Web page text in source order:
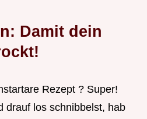
Damit dein
Rezept ? Super!
drauf los schnibbelst, hab